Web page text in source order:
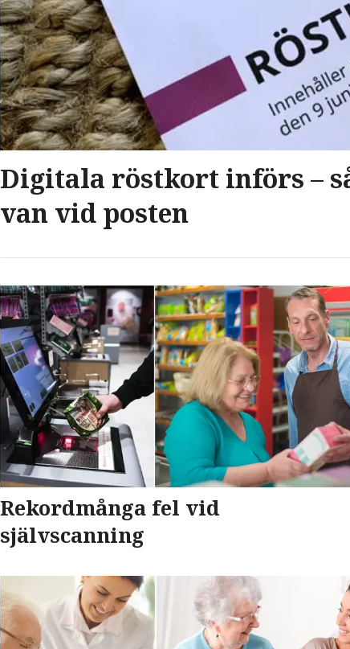
Digitala röstkort införs –
van vid posten
Rekordmånga fel vid
självscanning